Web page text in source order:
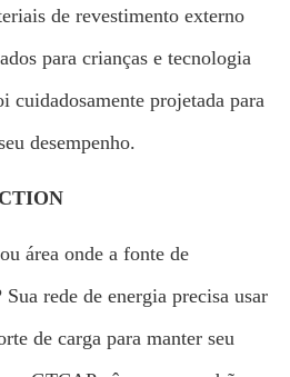
de revestimento externo
para crianças e tecnologia
cuidadosamente projetada para
desempenho.
área onde a fonte de
rede de energia precisa usar
de carga para manter seu